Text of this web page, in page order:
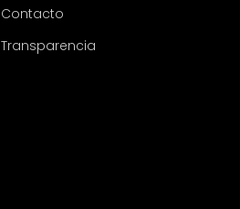
Contacto
Transparencia